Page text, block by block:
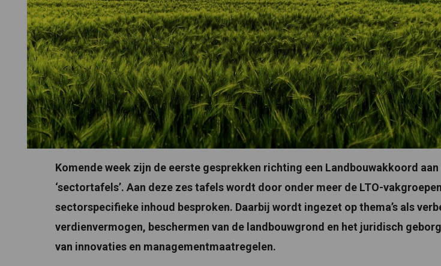
Komende week zijn de eerste gesprekken richting een Landbouwakkoord
‘sectortafels’. Aan deze zes tafels wordt door onder meer de LTO-
sectorspecifieke inhoud besproken. Daarbij wordt ingezet op thema’s als
verdienvermogen, beschermen van de landbouwgrond en het juridisch
van innovaties en managementmaatregelen.